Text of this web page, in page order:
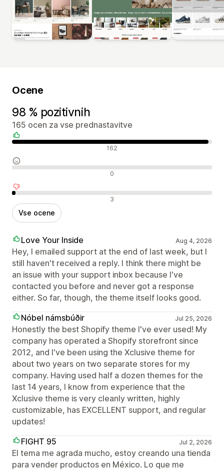
Ocene
98 % pozitivnih
165 ocen za vse prednastavitve
Pozitivne ocene 162
Nevtralne ocene 0
Negativne ocene 3
Vse ocene
Love Your Inside Aug 4, 2026
Hey, I emailed support at the end of last week, but I
still haven't received a reply. I think there might be
an issue with your support inbox because I've
contacted you before and never got a response
either. So far, though, the theme itself looks good.
Nóbel námsbúðir
Jul 25, 2026
Honestly the best Shopify theme I've ever used! My
company has operated a Shopify storefront since
2012, and I've been using the Xclusive theme for
about two years on two separate stores for my
company. Having used half a dozen themes for the
last 14 years, I know from experience that the
Xclusive theme is very cleanly written, highly
customizable, has EXCELLENT support, and regular
updates!
FIGHT 95
Jul 2, 2026
El tema me agrada mucho, estoy creando una tienda
para vender productos en México. Lo que me